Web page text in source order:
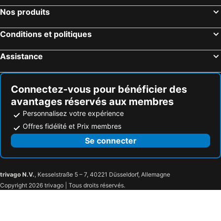
La Bombarde
Spiaggia Pazzona
Bosa Marina
Spiaggia Lu Bagnu
Porto Flavia
Baia di Porto Conte
Cala Luna
Centro Storico
Is Arenas Bianca
Spiaggia Solanas
Spiaggia Campulongu
Port d'Alghero
Lido di Alghero
Marina di Sorso
La Pelosetta
Masua
Masua
Miniera di Nebida
Cala Domestica
Spiaggia Fontanamare
Porto Paglia
Porto Paglia
Capo Pecora
Nos produits
Conditions et politiques
Assistance
Connectez-vous pour bénéficier des
avantages réservés aux membres
Personnalisez votre expérience
Offres fidélité et Prix membres
Se connecter
trivago N.V., Kesselstraße 5 – 7, 40221 Düsseldorf, Allemagne
Copyright 2026 trivago | Tous droits réservés.